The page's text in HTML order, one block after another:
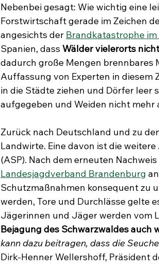
Nebenbei gesagt: Wie wichtig eine
Forstwirtschaft gerade im Zeichen
angesichts der Brandkatastrophe im
Spanien, dass Wälder vielerorts
dadurch große Mengen brennbares
Auffassung von Experten in diesem
in die Städte ziehen und Dörfer leer
aufgegeben und Weiden nicht
Zurück nach Deutschland und zu
Landwirte. Eine davon ist die
(ASP). Nach dem erneuten
Landesjagdverband Brandenburg
Schutzmaßnahmen konsequent zu
werden, Tore und Durchlässe gelte
Jägerinnen und Jäger werden vom
Bejagung des Schwarzwaldes
kann dazu beitragen, dass die
Dirk-Henner Wellershoff, Präsident